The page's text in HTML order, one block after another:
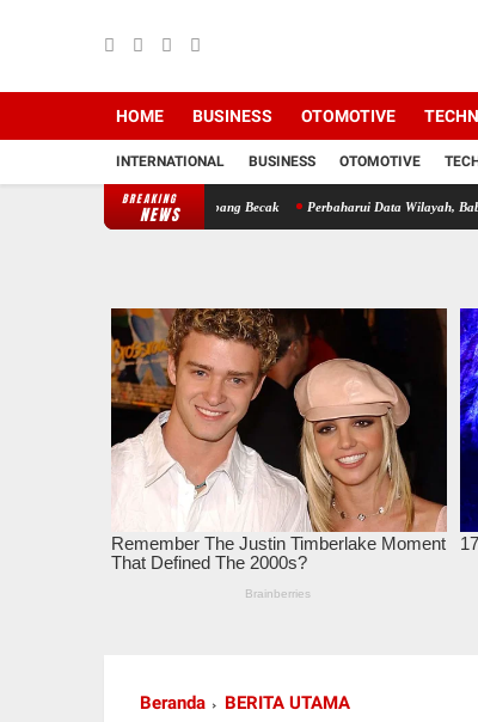
HOME BUSINESS OTOMOTIVE
INTERNATIONAL BUSINESS OTOMOTIVE
BREAKING
NEWS
Bersama Dengan Abang Becak Perbaharui Data Wilayah, Babinsa Koramil
Beranda BERITA UTAMA